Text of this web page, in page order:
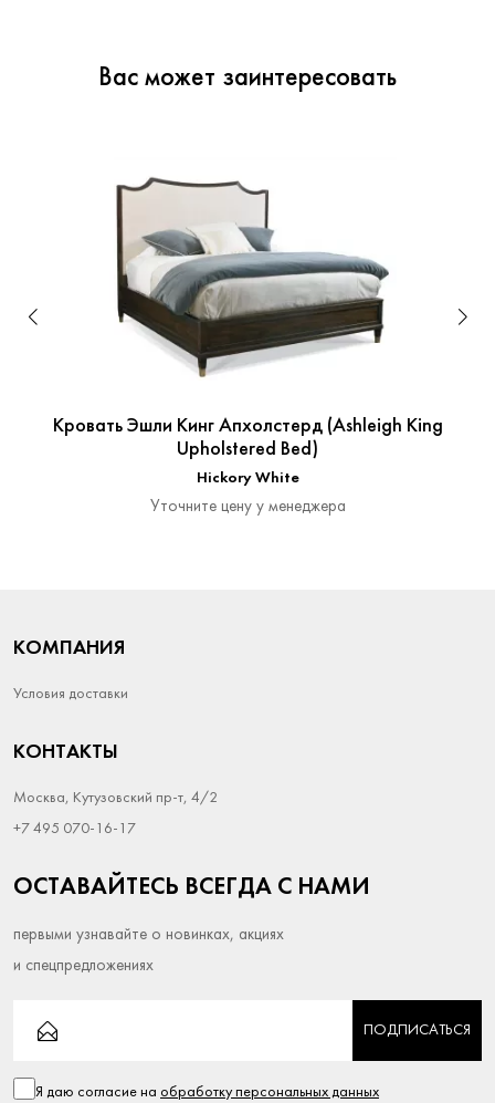
Вас может заинтересовать
Кровать Эшли Кинг Апхолстерд (Ashleigh King
Upholstered Bed)
Hickory White
Уточните цену у менеджера
КОМПАНИЯ
Условия доставки
КОНТАКТЫ
Москва, Кутузовский пр-т, 4/2
+7 495 070-16-17
ОСТАВАЙТЕСЬ ВСЕГДА С НАМИ
первыми узнавайте о новинках, акциях
и спецпредложениях
ПОДПИСАТЬСЯ
Я даю согласие на обработку персональных данных